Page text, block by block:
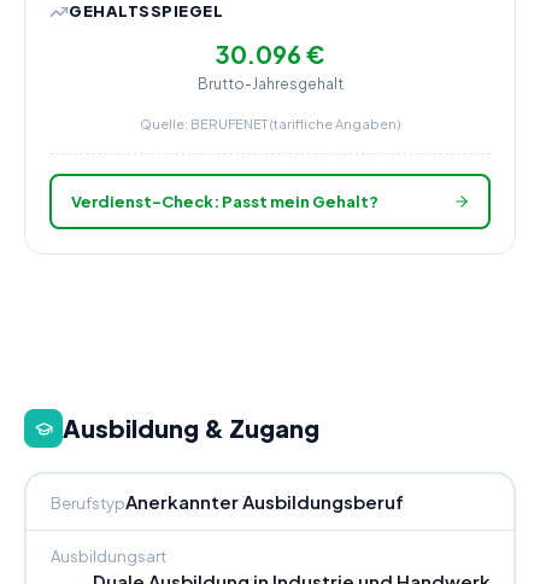
GEHALTSSPIEGEL
30.096 €
Brutto-Jahresgehalt
Quelle: BERUFENET (tarifliche Angaben)
Verdienst-Check: Passt mein Gehalt?
Ausbildung & Zugang
BerufstypAnerkannter Ausbildungsberuf
Ausbildungsart